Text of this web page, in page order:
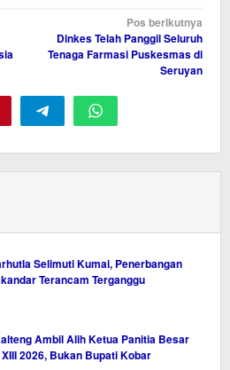
Pos berikutnya
Dinkes Telah Panggil Seluruh
Tenaga Farmasi Puskesmas di
Seruyan
Selimuti Kumai, Penerbangan
Terancam Terganggu
Ambil Alih Ketua Panitia Besar
2026, Bukan Bupati Kobar